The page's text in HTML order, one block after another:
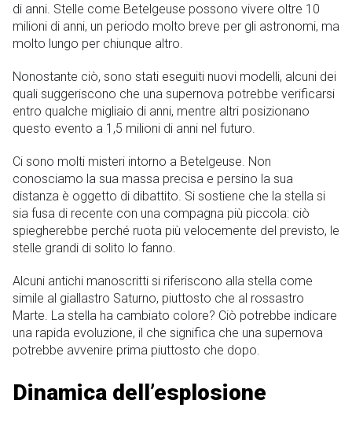
di anni. Stelle come Betelgeuse possono vivere oltre 10
milioni di anni, un periodo molto breve per gli astronomi, ma
molto lungo per chiunque altro.
Nonostante ciò, sono stati eseguiti nuovi modelli, alcuni dei
quali suggeriscono che una supernova potrebbe verificarsi
entro qualche migliaio di anni, mentre altri posizionano
questo evento a 1,5 milioni di anni nel futuro.
Ci sono molti misteri intorno a Betelgeuse. Non
conosciamo la sua massa precisa e persino la sua
distanza è oggetto di dibattito. Si sostiene che la stella si
sia fusa di recente con una compagna più piccola: ciò
spiegherebbe perché ruota più velocemente del previsto, le
stelle grandi di solito lo fanno.
Alcuni antichi manoscritti si riferiscono alla stella come
simile al giallastro Saturno, piuttosto che al rossastro
Marte. La stella ha cambiato colore? Ciò potrebbe indicare
una rapida evoluzione, il che significa che una supernova
potrebbe avvenire prima piuttosto che dopo.
Dinamica dell’esplosione